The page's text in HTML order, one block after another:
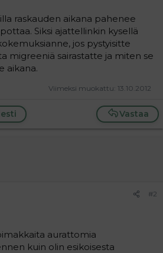
raskauden aikana pahenee
Siksi ajattellinkin kysellä
jos pystyisitte
migreeniä sairastatte ja miten se
aikana.
Viimeksi muokattu: 13.10.2012
Vastaa
#2
aurattomia
kuin olin esikoisesta